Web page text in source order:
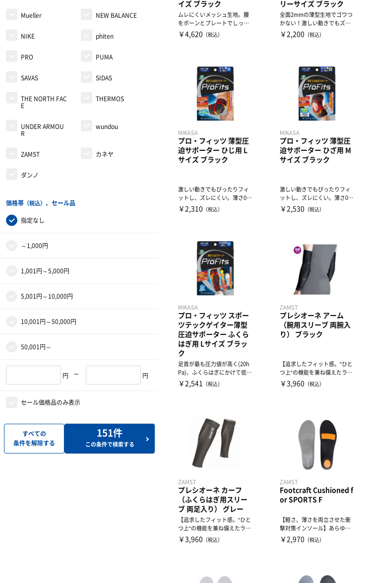
イズ ブラック
ムレにくいメッシュ生地。腰
をボーンとプレートでしっか
りサポート。
￥4,620 （税込）
リーサイズ ブラック
全面2mmの薄型生地でゴワつ
かない！激しい動きでもズレ
にくい！
￥2,200 （税込）
MIKASA
プロ・フィッツ 薄型圧
迫サポーター ひじ用 L
サイズ ブラック
激しい動きでもぴったりフィ
ットし、ズレにくい。薄さ0.6
mmなのにしっかり圧迫。...
￥2,310 （税込）
MIKASA
プロ・フィッツ 薄型圧
迫サポーター ひざ用 M
サイズ ブラック
激しい動きでもぴったりフィ
ットし、ズレにくい。薄さ0.6
mmなのにしっかり圧迫。...
￥2,530 （税込）
MIKASA
プロ・フィッツ スポー
ツテックゲイター薄型
圧迫サポーター ふくら
はぎ用 Lサイズ ブラッ
ク
足首が最も圧力値が高く(20h
Pa)、ふくらはぎにかけて低く
なる(14hPa)段...
￥2,541 （税込）
ZAMST
プレシオーネ アーム
（腕用スリーブ 両腕入
り） ブラック
【追求したフィット感。"ひと
つ上"の機能を兼ね備えたラン
ニング・ギア】フィット...
￥3,960 （税込）
ZAMST
プレシオーネ カーフ
（ふくらはぎ用スリー
ブ 両足入り） グレー
【追求したフィット感。"ひと
つ上"の機能を兼ね備えたラン
ニング・ギア】フィット...
￥3,960 （税込）
ZAMST
Footcraft Cushioned f
or SPORTS F
【軽さ、薄さを両立させた衝
撃対策インソール】あらゆる
動きで衝撃を吸収■様々...
￥2,970 （税込）
Mueller NEW BALANCE
NIKE phiten
PRO PUMA
SAVAS SIDAS
THE NORTH FAC
E
THERMOS
UNDER ARMOU
R
wundou
ZAMST カネヤ
ダンノ
価格帯 （税込） 、セール品
指定なし
～1,000円
1,001円～5,000円
5,001円～10,000円
10,001円～50,000円
50,001円～
円 ～ 円
セール価格品のみ表示
すべての
条件を解除する
151件
この条件で検索する